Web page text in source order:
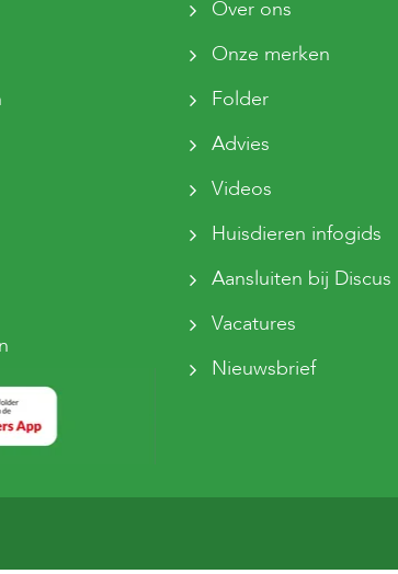
Over ons
Onze merken
Folder
Advies
Videos
Huisdieren infogids
Aansluiten bij Discus
Vacatures
Nieuwsbrief